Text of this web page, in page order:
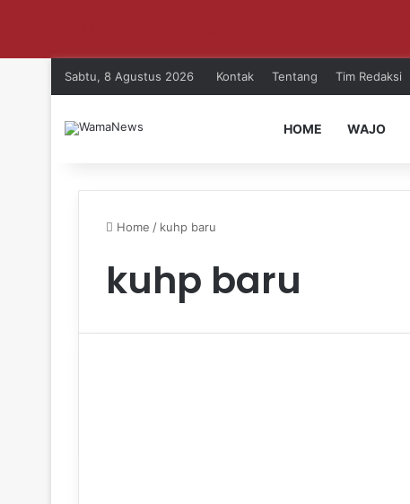
Sabtu, 8 Agustus 2026 Kontak Tentang Tim Redaksi
HOME WAJO
Home / kuhp baru
kuhp baru